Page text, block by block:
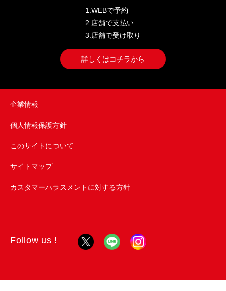
1.WEBで予約
2.店舗で支払い
3.店舗で受け取り
詳しくはコチラから
企業情報
個人情報保護方針
このサイトについて
サイトマップ
カスタマーハラスメントに対する方針
Follow us !